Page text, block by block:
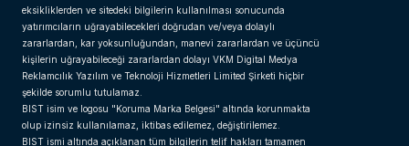
eksikliklerden ve sitedeki bilgilerin kullanılması sonucunda
yatırımcıların uğrayabilecekleri doğrudan ve/veya dolaylı
zararlardan, kar yoksunluğundan, manevi zararlardan ve üçüncü
kişilerin uğrayabileceği zararlardan dolayı VKM Digital Medya
Reklamcılık Yazılım ve Teknoloji Hizmetleri Limited Şirketi hiçbir
şekilde sorumlu tutulamaz.
BIST isim ve logosu "Koruma Marka Belgesi" altında korunmakta
olup izinsiz kullanılamaz, iktibas edilemez, değiştirilemez.
BIST ismi altında açıklanan tüm bilgilerin telif hakları tamamen